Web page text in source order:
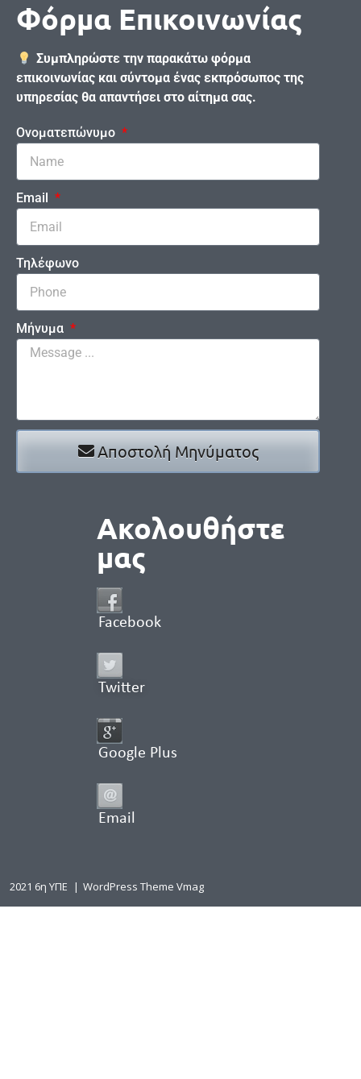
Φόρμα Επικοινωνίας
Συμπληρώστε την παρακάτω φόρμα
επικοινωνίας και σύντομα ένας εκπρόσωπος της
υπηρεσίας θα απαντήσει στο αίτημα σας.
Ονοματεπώνυμο
Email
Τηλέφωνο
Μήνυμα
Αποστολή Μηνύματος
Ακολουθήστε
μας
Facebook
Twitter
Google Plus
Email
2021 6η ΥΠΕ | WordPress Theme Vmag